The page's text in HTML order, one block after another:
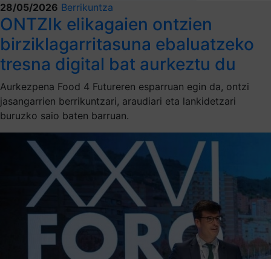
28/05/2026 Berrikuntza
ONTZIk elikagaien ontzien
birziklagarritasuna ebaluatzeko
tresna digital bat aurkeztu du
Aurkezpena Food 4 Futureren esparruan egin da, ontzi
jasangarrien berrikuntzari, araudiari eta lankidetzari
buruzko saio baten barruan.